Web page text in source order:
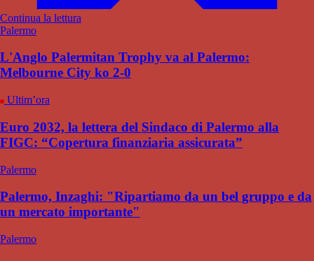
Continua la lettura
Palermo
L'Anglo Palermitan Trophy va al Palermo:
Melbourne City ko 2-0
Ultim’ora
Euro 2032, la lettera del Sindaco di Palermo alla
FIGC: “Copertura finanziaria assicurata”
Palermo
Palermo, Inzaghi: "Ripartiamo da un bel gruppo e da
un mercato importante"
Palermo